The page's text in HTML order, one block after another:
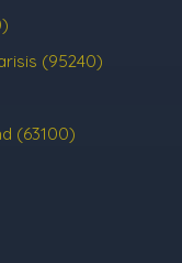
(95240)
(63100)